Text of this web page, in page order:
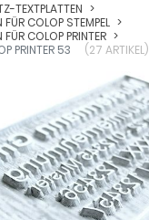
TEXTPLATTEN
COLOP STEMPEL
COLOP PRINTER
PRINTER 53
(27 ARTIKEL)